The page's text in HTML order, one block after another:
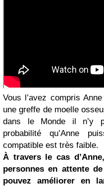
Vous l’avez compris
une greffe de moelle
dans le Monde il n’y
probabilité qu’Anne
compatible est très faible.
À travers le cas
personnes en attente
pouvez améliorer en